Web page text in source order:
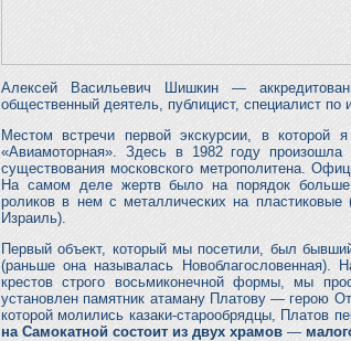
Алексей Васильевич Шишкин —
общественный деятель, публицист, специалист по
Местом встречи первой экскурсии, в которой
«Авиамоторная». Здесь в 1982 году
существования московского метрополитена.
На самом деле жертв было на порядок
роликов в нем с металлических на
Израиль).
Первый объект, который мы посетили, был
(раньше она называлась Новоблагословенная).
крестов строго восьмиконечной формы, мы
установлен памятник атаману Платову — герою
которой молились казаки-старообрядцы, Платов
на Самокатной состоит из двух храмов —